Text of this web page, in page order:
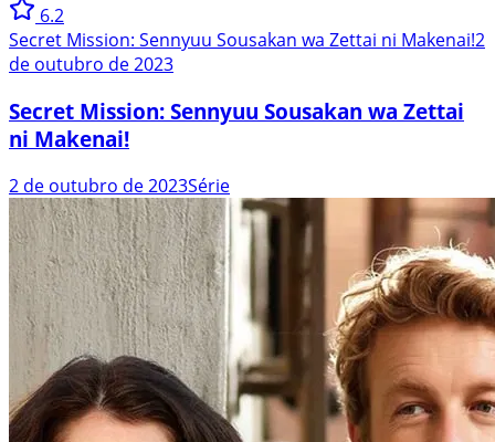
6.2
Secret Mission: Sennyuu Sousakan wa Zettai ni Makenai!2
de outubro de 2023
Secret Mission: Sennyuu Sousakan wa Zettai
ni Makenai!
2 de outubro de 2023Série